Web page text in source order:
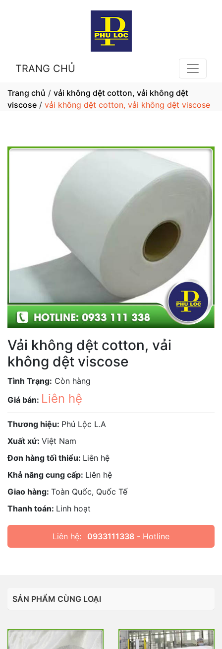
TRANG CHỦ
Trang chủ / vải không dệt cotton, vải không dệt
viscose / vải không dệt cotton, vải không dệt viscose
Vải không dệt cotton, vải
không dệt viscose
Tình Trạng: Còn hàng
Giá bán: Liên hệ
Thương hiệu: Phú Lộc L.A
Xuất xứ: Việt Nam
Đơn hàng tối thiểu: Liên hệ
Khả năng cung cấp: Liên hệ
Giao hàng: Toàn Quốc, Quốc Tế
Thanh toán: Linh hoạt
Liên hệ: 0933111338 - Hotline
SẢN PHẨM CÙNG LOẠI